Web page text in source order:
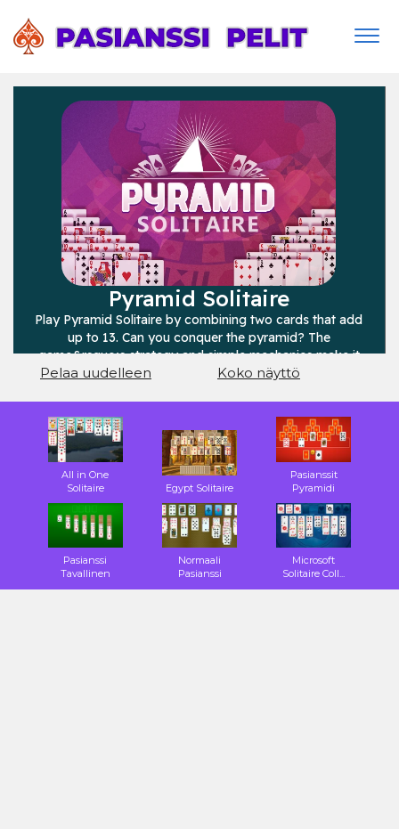
Pelaa uudelleen Koko näyttö
All in One
Solitaire
Egypt Solitaire
Pasianssit
Pyramidi
Pasianssi
Tavallinen
Normaali
Pasianssi
Microsoft
Solitaire Coll...